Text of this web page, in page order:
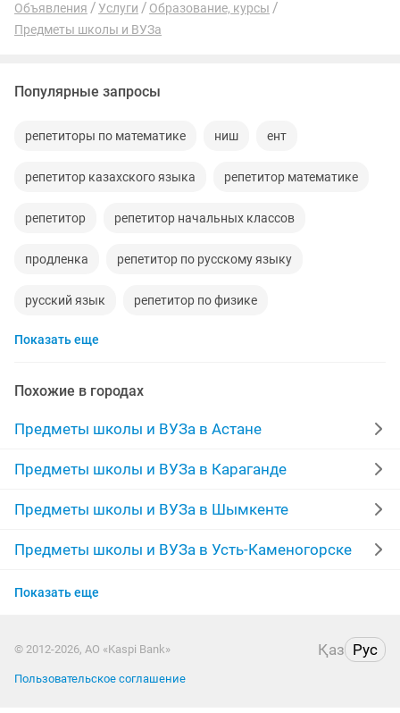
Объявления Услуги
Образование, курсы
Предметы школы и ВУЗа
Популярные запросы
репетиторы по математике ниш ент
репетитор казахского языка репетитор математике
репетитор репетитор начальных классов
продленка репетитор по русскому языку
русский язык репетитор по физике
казахский язык
биология договорная подготовка к ент
физика гуманитарные гуманитарные науки
домашнее задание работа от 1
начальные классы решение задач эссе
учитель
Показать еще
Похожие в городах
Предметы школы и ВУЗа в Астане
Предметы школы и ВУЗа в Караганде
Предметы школы и ВУЗа в Шымкенте
Предметы школы и ВУЗа в Усть-Каменогорске
Предметы школы и ВУЗа в Актобе
Предметы школы и ВУЗа в Атырау
Показать еще
© 2012-2026, АО «Kaspi Bank» Қаз Рус
Пользовательское соглашение